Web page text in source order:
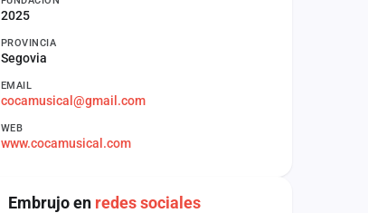
2025
PROVINCIA
Segovia
EMAIL
cocamusical@gmail.com
WEB
www.cocamusical.com
Embrujo en redes sociales